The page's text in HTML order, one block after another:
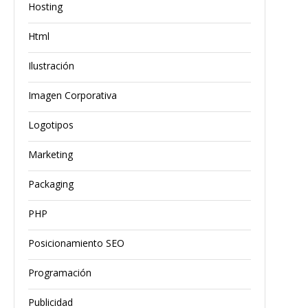
Hosting
Html
Ilustración
Imagen Corporativa
Logotipos
Marketing
Packaging
PHP
Posicionamiento SEO
Programación
Publicidad